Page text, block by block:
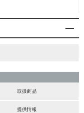
取扱商品
提供情報